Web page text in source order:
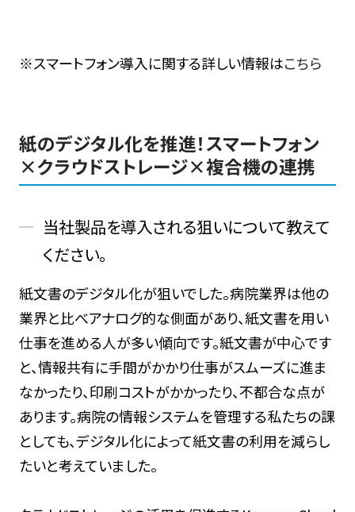
※スマートフォン導入に関する詳しい情報はこちら
紙のデジタル化を推進！スマートフォン
×クラウドストレージ×複合機の連携
当社製品を導入される狙いについて教えて
ください。
紙文書のデジタル化が狙いでした。病院業界は他の
業界と比べアナログ的な側面があり、紙文書を用い
仕事を進める人が多い傾向です。紙文書が中心です
と、情報共有に手間がかかり仕事がスムーズに進ま
なかったり、印刷コストがかかったり、不都合な点が
あります。病院の情報システムを管理する私たちの課
としても、デジタル化によって紙文書の利用を減らし
たいと考えていました。